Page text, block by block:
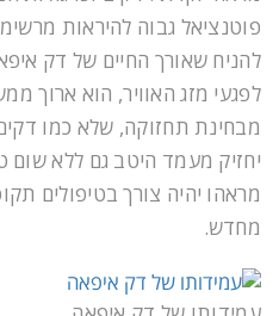
פוטנציאל גבוה להיראות
להניח שאורך החיים של דק
לפגעי מזג האוויר, הוא ארוך
מבחינת תחזוקה, שלא כמו
יחזיק מעמד היטב גם ללא שום
מראהו יהיה צורך בטיפולים
מחדש.